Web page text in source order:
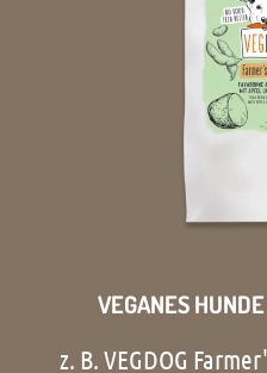
VEGANES
z. B. VEGDOG